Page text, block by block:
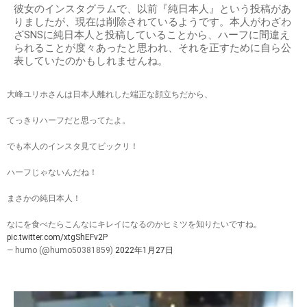
彼女のインスタグラムで、以前『純日本人』という投稿があ
りましたが、現在は削除されているようです。本人がわざわ
ざSNSに純日本人と投稿していることから、ハーフに間違え
られることが度々あったと思われ、それを正すために自ら公
表していたのかもしれませんね。
大峰ユリホさんは日本人離れした端正な顔立ちだから、
てっきりハーフだと思ってたよ。
でも本人のインスタ見てビックリ！
ハーフじゃないんだね！
まさかの純日本人！
なにを食べたらこんなにキレイになるのかヒミツを知りたいですね。
pic.twitter.com/xtgShEFv2P
— humo (@humo50381859) 2022年1月27日